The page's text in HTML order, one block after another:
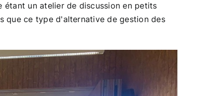
étant un atelier de discussion en petits
que ce type d'alternative de gestion des